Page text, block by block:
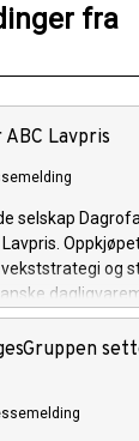
fra
Lavpris
selskap
og